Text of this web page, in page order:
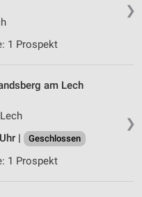
❯
1 Prospekt
❯
am Lech
|
Geschlossen
1 Prospekt